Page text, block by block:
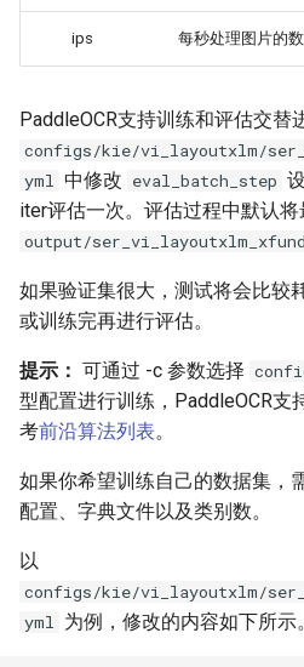
ips 每秒处理图片的
PaddleOCR支持训练和评估交替
configs/kie/vi_layoutxlm/
yml 中修改 eval_batch_step
iter评估一次。评估过程中默认
output/
如果验证集很大，测试将会比较
或训练完再进行评估。
提示： 可通过 -c 参数选择
型配置进行训练，PaddleOCR支
考前沿算法列表。
如果你希望训练自己的数据集，
配置、字典文件以及类别数。
以
configs/kie/vi_layoutxlm/
yml 为例，修改的内容如下所示。